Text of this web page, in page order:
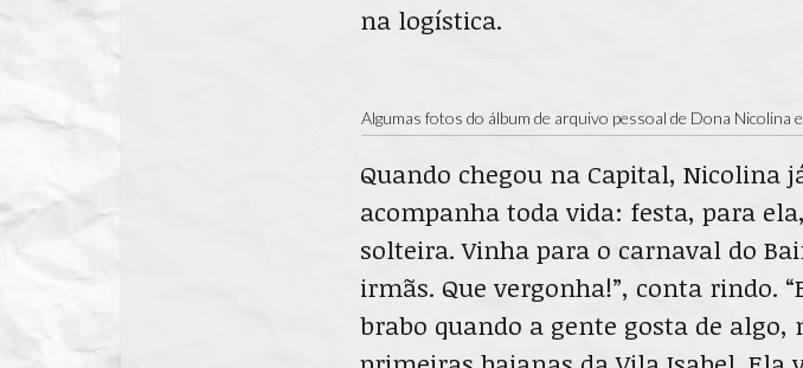
na logística.
Algumas fotos do álbum de arquivo pessoal de Dona Nicolina
Quando chegou na Capital, Nicolina
acompanha toda vida: festa, para
solteira. Vinha para o carnaval do
irmãs. Que vergonha!”, conta rindo.
brabo quando a gente gosta de algo,